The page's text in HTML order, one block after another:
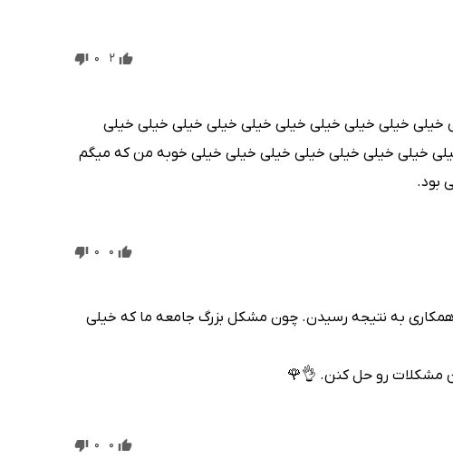
2
0
خیلی خیلی خیلی خیلی خیلی خیلی خیلی خیلی خیلی خیلی
خیلی خیلی خیلی خیلی خیلی خیلی خیلی خوبه من که میگم
بود.
0
0
به نتیجه رسیدن. چون مشکل بزرگ جامعه ما که خیلی
مشکلات رو حل کنن. 👌🌹
0
0